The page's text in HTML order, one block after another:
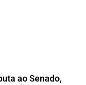
ao Senado,